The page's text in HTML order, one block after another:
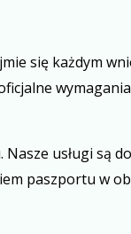
się każdym
usługi są
paszportu w